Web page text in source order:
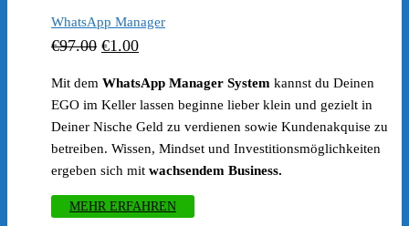
WhatsApp Manager
€97.00 Ursprünglicher
€97.00
€1.00Aktueller
ist:
€1.00.
Mit dem WhatsApp Manager System kannst du Deinen
EGO im Keller lassen beginne lieber klein und gezielt in
Deiner Nische Geld zu verdienen sowie Kundenakquise zu
betreiben. Wissen, Mindset und Investitionsmöglichkeiten
ergeben sich mit wachsendem Business.
MEHR ERFAHREN